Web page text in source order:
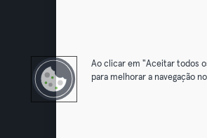
Ao clicar em "Aceitar todos
para melhorar a navegação